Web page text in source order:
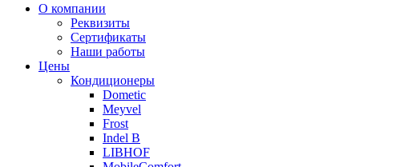
Основное
Перейти
содержимому
О компании
Реквизиты
Сертификаты
Наши работы
Цены
Кондиционеры
Dometic
Meyvel
Frost
Indel B
LIBHOF